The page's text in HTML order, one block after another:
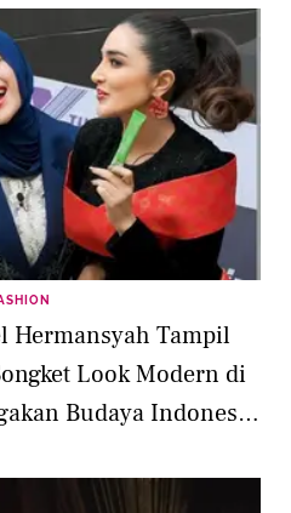
Hermansyah Tampil
Look Modern di
Budaya Indonesia